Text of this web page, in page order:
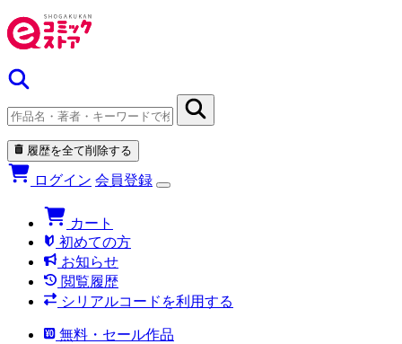
履歴を全て削除する
ログイン 会員登録
カート
初めての方
お知らせ
閲覧履歴
シリアルコードを利用する
無料・セール作品